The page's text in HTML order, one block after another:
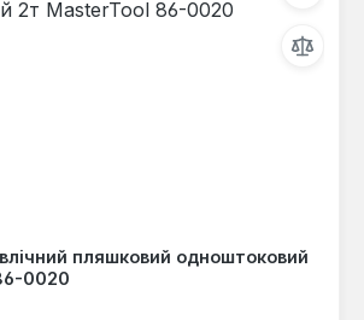
пляшковий одноштоковий
0020